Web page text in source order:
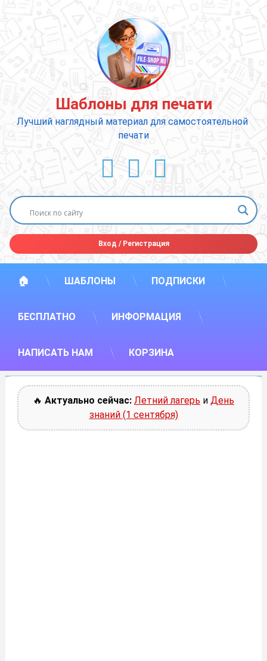
содержимому
Шаблоны для печати
Лучший наглядный материал для самостоятельной
печати
ВКонтакте
YouTube
E-mail
Вход /Регистрация
🏠 ШАБЛОНЫ ПОДПИСКИ
БЕСПЛАТНО ИНФОРМАЦИЯ
НАПИСАТЬ НАМ КОРЗИНА
🔥 Актуально сейчас: Летний лагерь и День
знаний (1 сентября)